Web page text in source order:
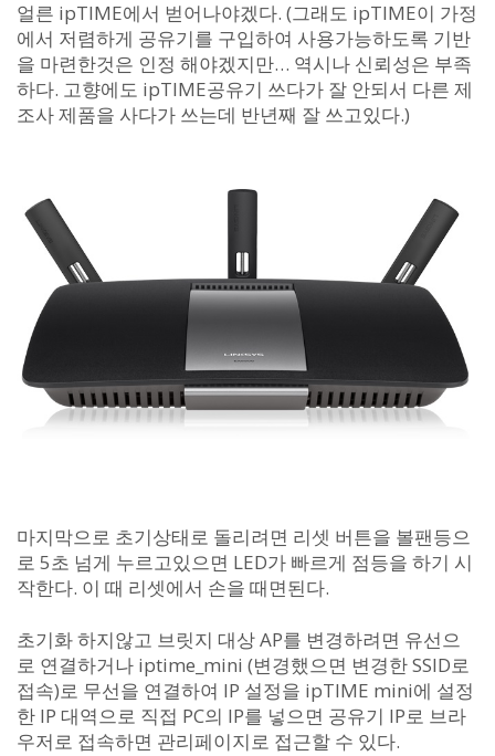
얼른 ipTIME에서 벋어나야겠다. (그래도 ipTIME이 가정
에서 저렴하게 공유기를 구입하여 사용가능하도록 기반
을 마련한것은 인정 해야겠지만… 역시나 신뢰성은 부족
하다. 고향에도 ipTIME공유기 쓰다가 잘 안되서 다른 제
조사 제품을 사다가 쓰는데 반년째 잘 쓰고있다.)
마지막으로 초기상태로 돌리려면 리셋 버튼을 볼팬등으
로 5초 넘게 누르고있으면 LED가 빠르게 점등을 하기 시
작한다. 이 때 리셋에서 손을 때면된다.
초기화 하지않고 브릿지 대상 AP를 변경하려면 유선으
로 연결하거나 iptime_mini (변경했으면 변경한 SSID로
접속)로 무선을 연결하여 IP 설정을 ipTIME mini에 설정
한 IP 대역으로 직접 PC의 IP를 넣으면 공유기 IP로 브라
우저로 접속하면 관리페이지로 접근할 수 있다.